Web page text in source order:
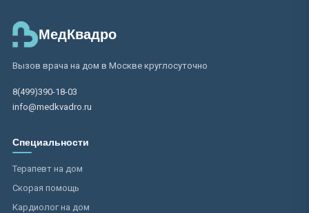
МедКвадро
Вызов врача на дом в Москве круглосуточно
8(499)390-18-03
info@medkvadro.ru
Специальности
Терапевт на дом
Скорая помощь
Кардиолог на дом